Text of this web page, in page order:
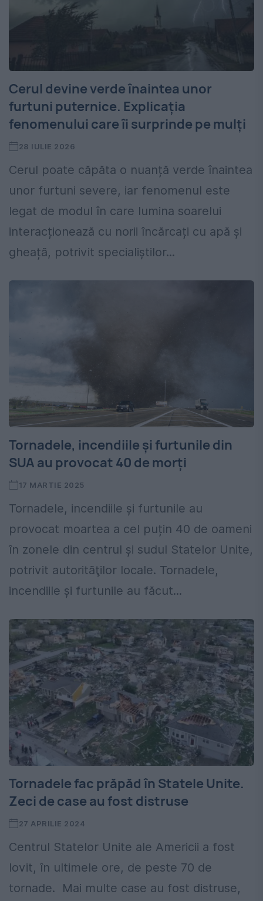
Cerul devine verde înaintea unor
furtuni puternice. Explicația
fenomenului care îi surprinde pe mulți
28 IULIE 2026
Cerul poate căpăta o nuanță verde înaintea
unor furtuni severe, iar fenomenul este
legat de modul în care lumina soarelui
interacționează cu norii încărcați cu apă și
gheață, potrivit specialiștilor...
Tornadele, incendiile și furtunile din
SUA au provocat 40 de morți
17 MARTIE 2025
Tornadele, incendiile și furtunile au
provocat moartea a cel puțin 40 de oameni
în zonele din centrul şi sudul Statelor Unite,
potrivit autorităţilor locale. Tornadele,
incendiile și furtunile au făcut...
Tornadele fac prăpăd în Statele Unite.
Zeci de case au fost distruse
27 APRILIE 2024
Centrul Statelor Unite ale Americii a fost
lovit, în ultimele ore, de peste 70 de
tornade. Mai multe case au fost distruse,